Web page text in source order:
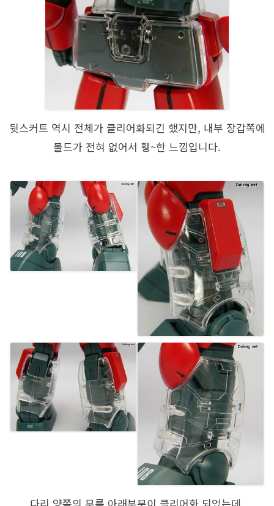
뒷스커트 역시 전체가 클리어화되긴 했지만, 내부 장갑쪽에
몰드가 전혀 없어서 휑~한 느낌입니다.